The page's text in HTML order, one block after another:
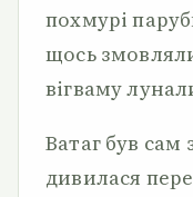
похмурі
щось
вігваму
Ватаг був
дивилася